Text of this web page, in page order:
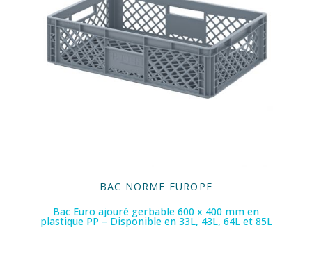
BAC NORME EUROPE
Bac Euro ajouré gerbable 600 x 400 mm en
plastique PP – Disponible en 33L, 43L, 64L et 85L